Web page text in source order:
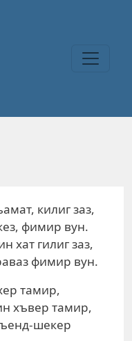
килиг заз,
фимир вун.
хат гилиг заз,
фимир вун.
тамир,
хъвер тамир,
шекер